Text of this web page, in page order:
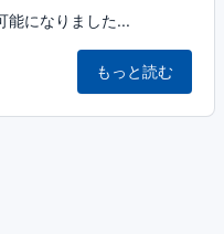
能になりました...
もっと読む